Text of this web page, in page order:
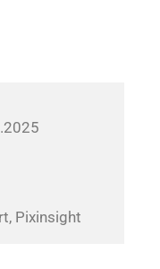
Pixinsight